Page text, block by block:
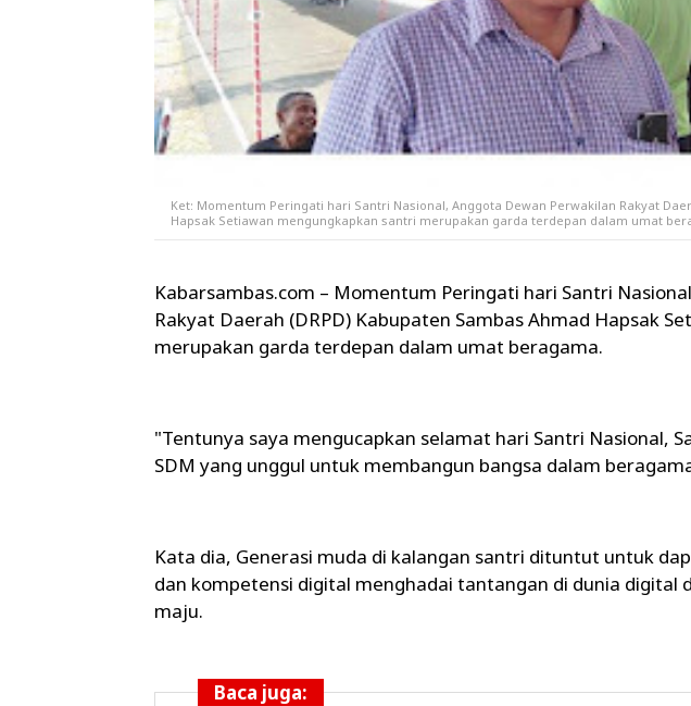
Ket: Momentum Peringati hari Santri Nasional, Anggota Dewan Perwakilan Rakyat
Hapsak Setiawan mengungkapkan santri merupakan garda terdepan dalam umat
Kabarsambas.com – Momentum Peringati hari Santri
Rakyat Daerah (DRPD) Kabupaten Sambas Ahmad Hapsak
merupakan garda terdepan dalam umat beragama.
"Tentunya saya mengucapkan selamat hari Santri Nasional,
SDM yang unggul untuk membangun bangsa dalam
Kata dia, Generasi muda di kalangan santri dituntut untuk
dan kompetensi digital menghadai tantangan di dunia digital
maju.
Baca juga: